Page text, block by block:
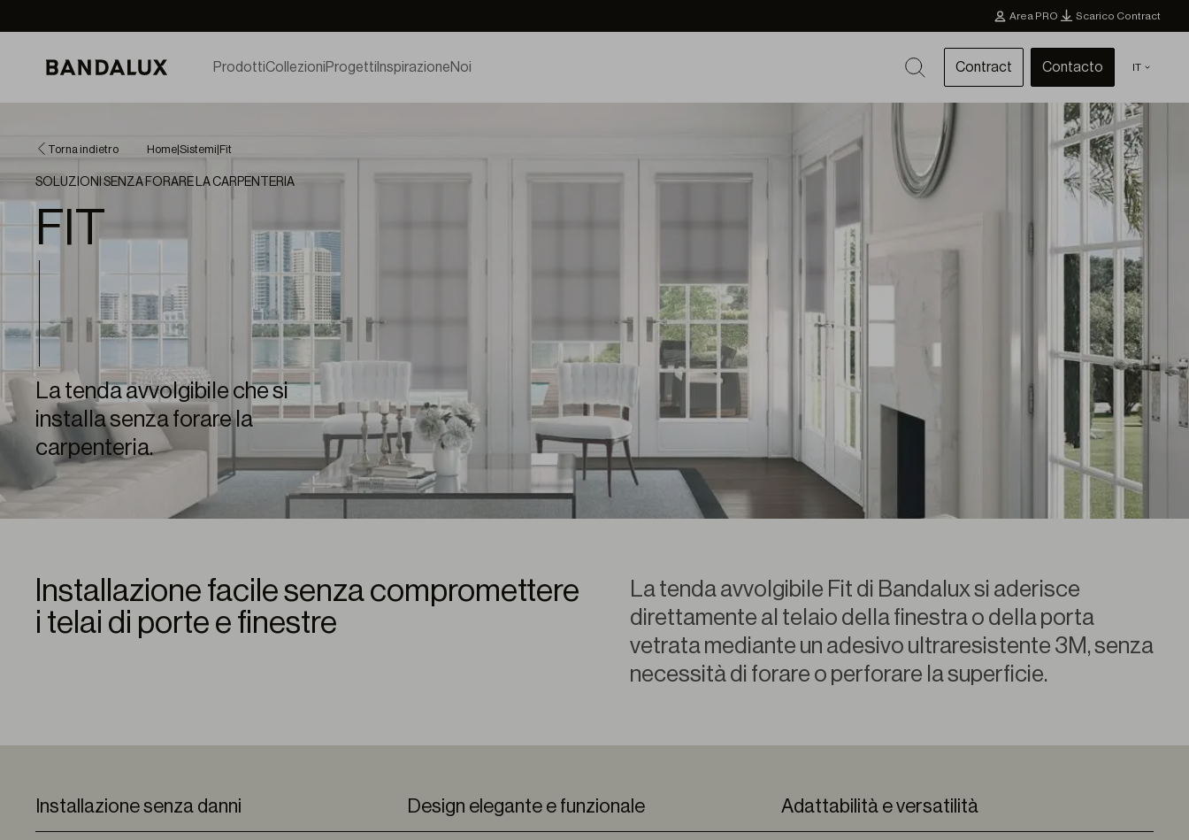
Area PRO Scarico Contract
ProdottiCollezioniProgetti InspirazioneNoi Contract Contacto IT
Torna indietro Home Sistemi Fit
SOLUZIONI SENZA FORARE LA CARPENTERIA
FIT
La tenda avvolgibile che si
installa senza forare la
carpenteria.
Installazione facile senza compromettere
i telai di porte e finestre
La tenda avvolgibile Fit di Bandalux si aderisce
direttamente al telaio della finestra o della porta
vetrata mediante un adesivo ultraresistente 3M, senza
necessità di forare o perforare la superficie.
Installazione senza danni Design elegante e funzionale Adattabilità e versatilità